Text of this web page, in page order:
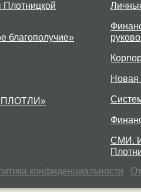
благополучие»
ПЛОТЛИ»
Новая
СМИ.
конфиденциальности